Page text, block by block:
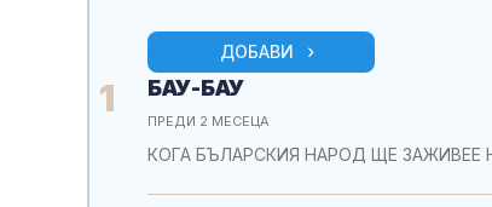
ДОБАВИ
1 БАУ-БАУ
ПРЕДИ 2 МЕСЕЦА
КОГА БЪЛАРСКИЯ НАРОД ЩЕ